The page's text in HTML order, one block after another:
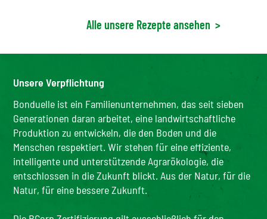
Alle unsere Rezepte ansehen >
Unsere Verpflichtung
Bonduelle ist ein Familienunternehmen, das seit sieben
Generationen daran arbeitet, eine landwirtschaftliche
Produktion zu entwickeln, die den Boden und die
Menschen respektiert. Wir stehen für eine effiziente,
intelligente und unterstützende Agrarökologie, die
entschlossen in die Zukunft blickt. Aus der Natur, für die
Natur, für eine bessere Zukunft.